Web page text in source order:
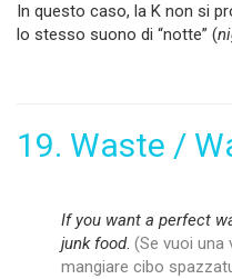
In questo caso, la K non si
lo stesso suono di “notte” (
19. Waste /
If you want a perfect
junk food. (Se vuoi una
mangiare cibo